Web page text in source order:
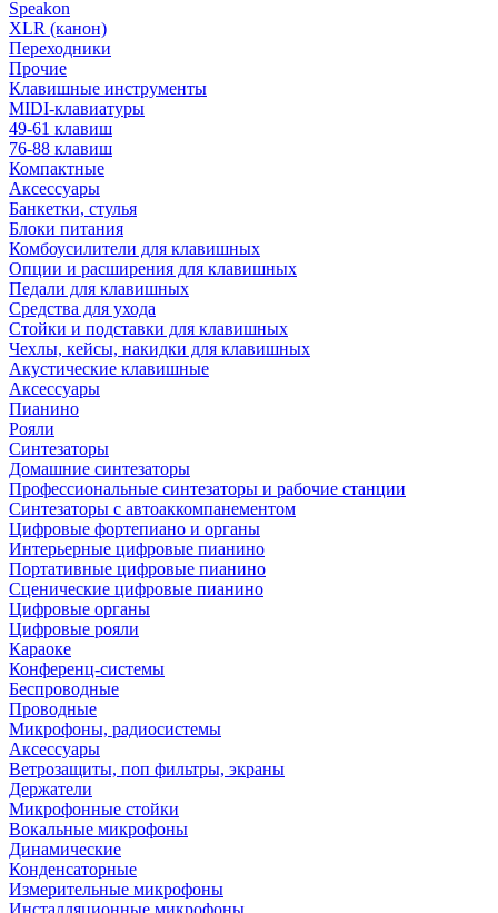
Speakon
XLR (канон)
Переходники
Прочие
Клавишные инструменты
MIDI-клавиатуры
49-61 клавиш
76-88 клавиш
Компактные
Аксессуары
Банкетки, стулья
Блоки питания
Комбоусилители для клавишных
Опции и расширения для клавишных
Педали для клавишных
Средства для ухода
Стойки и подставки для клавишных
Чехлы, кейсы, накидки для клавишных
Акустические клавишные
Аксессуары
Пианино
Рояли
Синтезаторы
Домашние синтезаторы
Профессиональные синтезаторы и рабочие станции
Синтезаторы с автоаккомпанементом
Цифровые фортепиано и органы
Интерьерные цифровые пианино
Портативные цифровые пианино
Сценические цифровые пианино
Цифровые органы
Цифровые рояли
Караоке
Конференц-системы
Беспроводные
Проводные
Микрофоны, радиосистемы
Аксессуары
Ветрозащиты, поп фильтры, экраны
Держатели
Микрофонные стойки
Вокальные микрофоны
Динамические
Конденсаторные
Измерительные микрофоны
Инсталляционные микрофоны